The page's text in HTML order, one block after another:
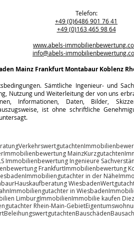
Telefon:
+49 (0)6486 901 76 41
+49 (0)163 465 98 64
www.abels-
info@abels-
Mainz Frankfurt Montabaur Koblenz
Sämtliche Ingenieur- und
Nutzung und Weiterleitung der von uns
Informationen, Daten, Bilder,
ist ohne schriftliche
Verkehrswertgutachten
Immobilienbewertung MainzKurzgutachten
Immobilienbewertung Ingenieure
FrankfurtImmobilienbewertung
Immobiliengutachter in der Nähe
Hauskaufberatung Wiesbaden
Immobiliengutachter in Wiesbaden
LimburgImmobilienImmobilie kaufen Diez
Rhein-Main-Gebiet
BeleihungswertgutachtenBauschäden